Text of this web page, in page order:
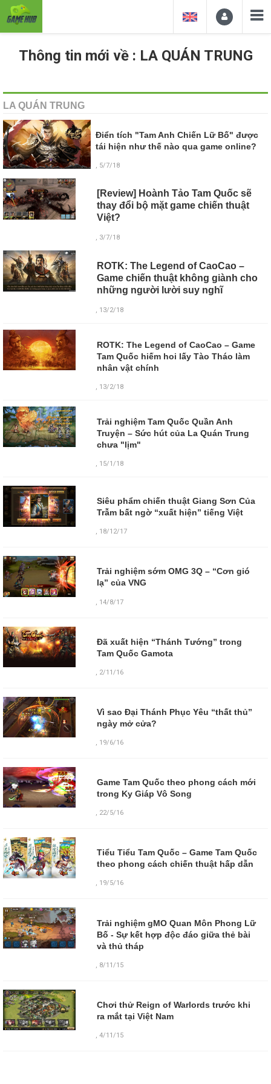
Thông tin mới về : LA QUÁN TRUNG
LA QUÁN TRUNG
Điển tích "Tam Anh Chiến Lữ Bố" được
tái hiện như thế nào qua game online?
, 5/7/18
[Review] Hoành Tảo Tam Quốc sẽ
thay đổi bộ mặt game chiến thuật
Việt?
, 3/7/18
ROTK: The Legend of CaoCao –
Game chiến thuật không giành cho
những người lười suy nghĩ
, 13/2/18
ROTK: The Legend of CaoCao – Game
Tam Quốc hiếm hoi lấy Tào Tháo làm
nhân vật chính
, 13/2/18
Trải nghiệm Tam Quốc Quần Anh
Truyện – Sức hút của La Quán Trung
chưa "lịm"
, 15/1/18
Siêu phẩm chiến thuật Giang Sơn Của
Trẫm bất ngờ “xuất hiện” tiếng Việt
, 18/12/17
Trải nghiệm sớm OMG 3Q – “Cơn gió
lạ” của VNG
14/8/17
Đã xuất hiện “Thánh Tướng” trong
Tam Quốc Gamota
, 2/11/16
Vì sao Đại Thánh Phục Yêu “thất thủ”
ngày mở cửa?
, 19/6/16
Game Tam Quốc theo phong cách mới
trong Ky Giáp Vô Song
, 22/5/16
Tiểu Tiểu Tam Quốc – Game Tam Quốc
theo phong cách chiến thuật hấp dẫn
, 19/5/16
Trải nghiệm gMO Quan Môn Phong Lữ
Bố - Sự kết hợp độc đáo giữa thẻ bài
và thủ tháp
, 8/11/15
Chơi thử Reign of Warlords trước khi
ra mắt tại Việt Nam
,4/11/15